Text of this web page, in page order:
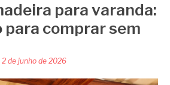
para varanda:
para comprar sem
2 de junho de 2026